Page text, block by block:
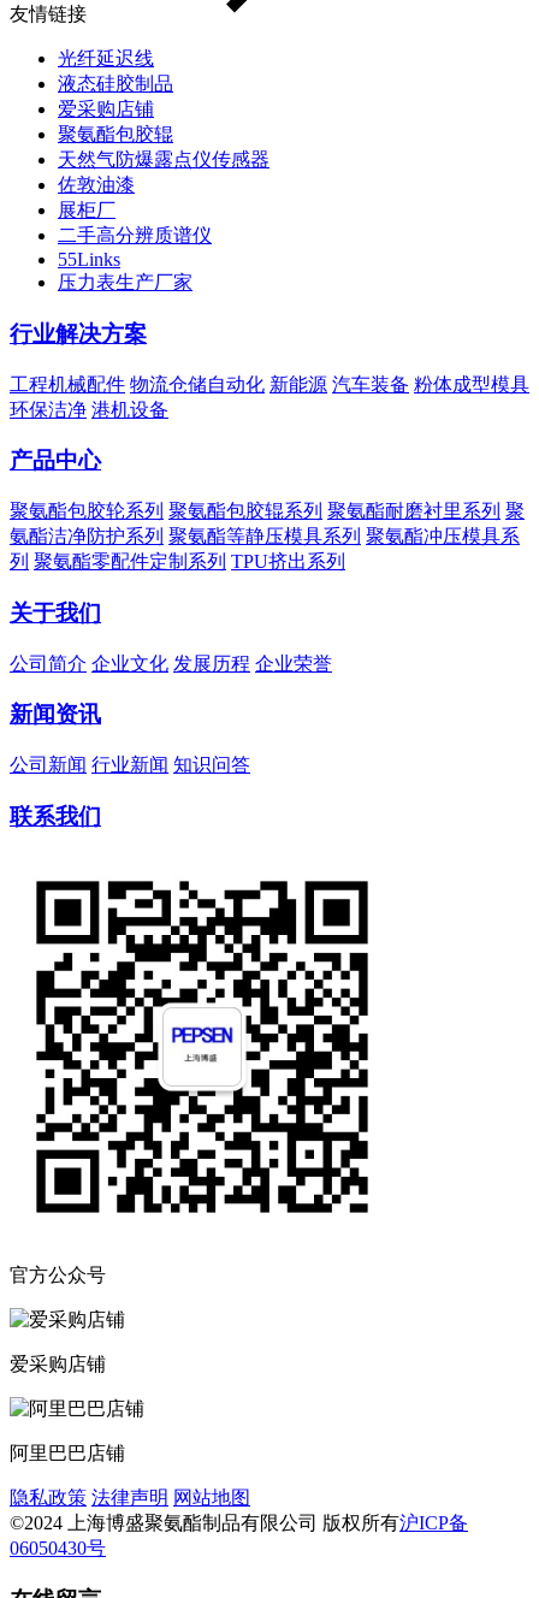
友情链接
光纤延迟线
液态硅胶制品
爱采购店铺
聚氨酯包胶辊
天然气防爆露点仪传感器
佐敦油漆
展柜厂
二手高分辨质谱仪
55Links
压力表生产厂家
行业解决方案
工程机械配件 物流仓储自动化 新能源 汽车装备 粉体成型模具
环保洁净 港机设备
产品中心
聚氨酯包胶轮系列 聚氨酯包胶辊系列 聚氨酯耐磨衬里系列 聚
氨酯洁净防护系列 聚氨酯等静压模具系列 聚氨酯冲压模具系
列 聚氨酯零配件定制系列 TPU挤出系列
关于我们
公司简介 企业文化 发展历程 企业荣誉
新闻资讯
公司新闻 行业新闻 知识问答
联系我们
官方公众号
爱采购店铺
阿里巴巴店铺
隐私政策 法律声明 网站地图
©2024 上海博盛聚氨酯制品有限公司 版权所有沪ICP备
06050430号